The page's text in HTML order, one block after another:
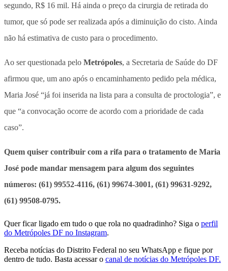
segundo, R$ 16 mil. Há ainda o preço da cirurgia de retirada do
tumor, que só pode ser realizada após a diminuição do cisto. Ainda
não há estimativa de custo para o procedimento.
Ao ser questionada pelo Metrópoles, a Secretaria de Saúde do DF
afirmou que, um ano após o encaminhamento pedido pela médica,
Maria José “já foi inserida na lista para a consulta de proctologia”, e
que “a convocação ocorre de acordo com a prioridade de cada
caso”.
Quem quiser contribuir com a rifa para o tratamento de Maria
José pode mandar mensagem para algum dos seguintes
números: (61) 99552-4116, (61) 99674-3001, (61) 99631-9292,
(61) 99508-0795.
Quer ficar ligado em tudo o que rola no quadradinho? Siga o perfil
do Metrópoles DF no Instagram.
Receba notícias do Distrito Federal no seu WhatsApp e fique por
dentro de tudo. Basta acessar o canal de notícias do Metrópoles DF.